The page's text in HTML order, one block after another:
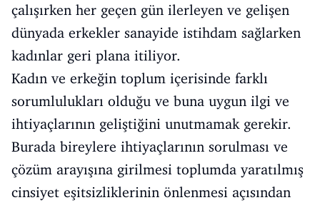
çalışırken her geçen gün ilerleyen ve gelişen
dünyada erkekler sanayide istihdam sağlarken
kadınlar geri plana itiliyor.
Kadın ve erkeğin toplum içerisinde farklı
sorumlulukları olduğu ve buna uygun ilgi ve
ihtiyaçlarının geliştiğini unutmamak gerekir.
Burada bireylere ihtiyaçlarının sorulması ve
çözüm arayışına girilmesi toplumda yaratılmış
cinsiyet eşitsizliklerinin önlenmesi açısından